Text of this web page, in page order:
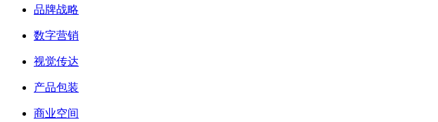
品牌战略
数字营销
视觉传达
产品包装
商业空间